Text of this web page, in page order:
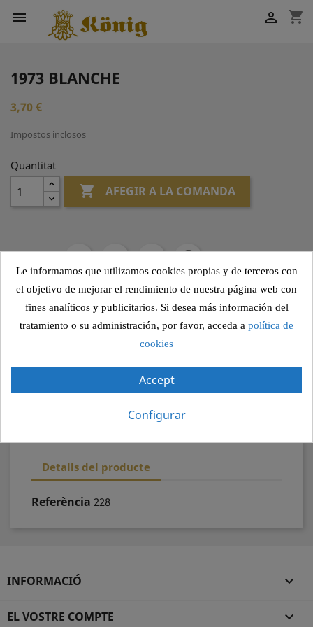
 shopping_cart

1973 BLANCHE
3,70 €
Impostos inclosos
Quantitat
 AFEGIR A LA COMANDA
Pagament segur
100% qualitat
Detalls del producte
Referència 228
INFORMACIÓ 
EL VOSTRE COMPTE 
Le informamos que utilizamos cookies propias y de terceros con
el objetivo de mejorar el rendimiento de nuestra página web con
fines analíticos y publicitarios. Si desea más información del
tratamiento o su administración, por favor, acceda a política de
cookies
Accept
Configurar